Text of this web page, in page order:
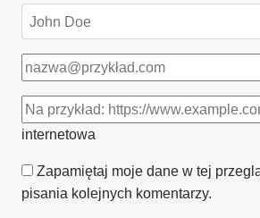
internetowa
Zapamiętaj moje dane w tej
pisania kolejnych komentarzy.